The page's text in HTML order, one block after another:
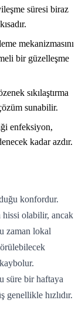
süresi biraz
mekanizmasını
bir güzelleşme
sıkılaştırma
sunabilir.
enfeksiyon,
kadar azdır.
konfordur.
hissi olabilir, ancak
zaman lokal
süre bir haftaya
hızlıdır.